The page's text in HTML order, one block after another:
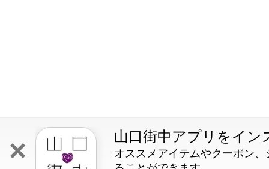
× 山口街中アプリをイン
オススメアイテムやクーポン